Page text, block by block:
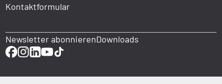
Kontaktformular
Newsletter abonnierenDownloads